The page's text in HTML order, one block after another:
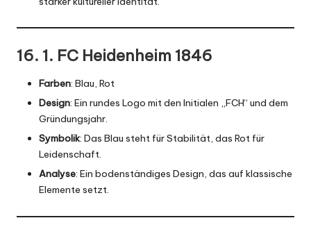
16. 1. FC Heidenheim 1846
Farben: Blau, Rot
Design: Ein rundes Logo mit den Initialen „FCH“ und dem
Gründungsjahr.
Symbolik: Das Blau steht für Stabilität, das Rot für
Leidenschaft.
Analyse: Ein bodenständiges Design, das auf klassische
Elemente setzt.